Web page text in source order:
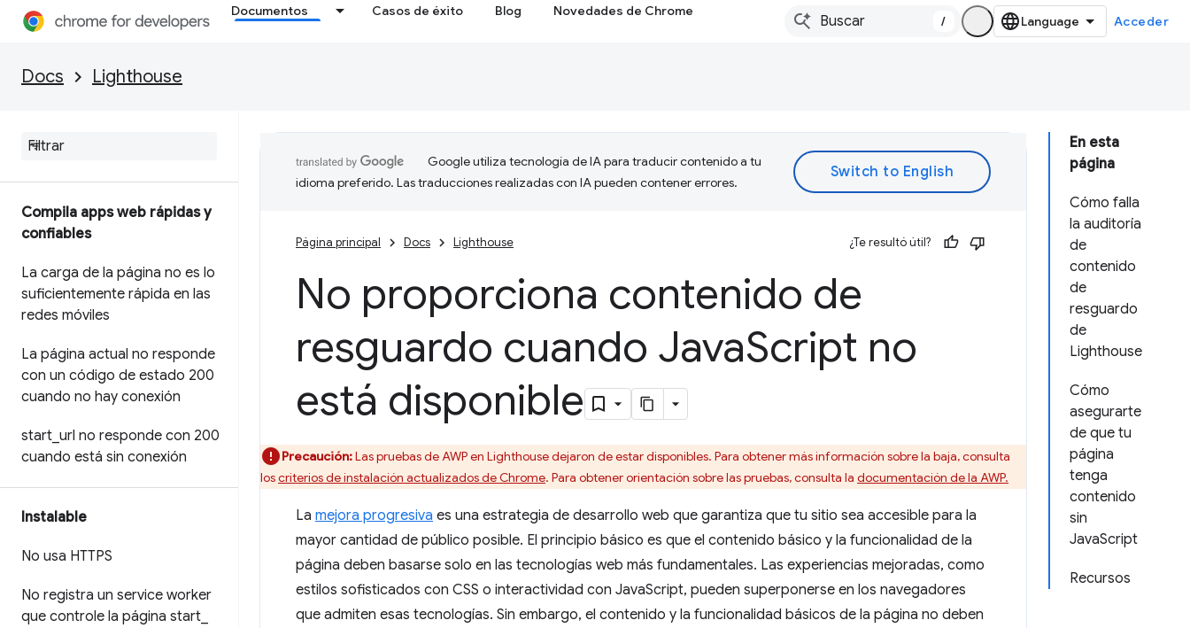
Documentos Casos de éxito Blog Novedades de Chrome
/ Acceder
Docs Lighthouse
Compila apps web rápidas y
confiables
La carga de la página no es lo
suficientemente rápida en las
redes móviles
La página actual no responde
con un código de estado 200
cuando no hay conexión
start url no responde con 200
cuando está sin conexión
Instalable
No usa HTTPS
No registra un service worker
que controle la página start
En esta
página
Cómo falla
la auditoría
de
contenido
de
resguardo
de
Lighthouse
Cómo
asegurarte
de que tu
página
tenga
contenido
sin
JavaScript
Recursos
Google utiliza tecnología de IA para traducir contenido a tu
idioma preferido. Las traducciones realizadas con IA pueden contener errores.
Página principal Docs Lighthouse ¿Te resultó útil?
No proporciona contenido de
resguardo cuando JavaScript no
está disponible
Precaución:Las pruebas de AWP en Lighthouse dejaron de estar disponibles. Para obtener más información sobre la baja, consulta
loscriterios de instalación actualizados de Chrome. Para obtener orientación sobre las pruebas, consulta la documentación de la AWP.
La mejora progresiva es una estrategia de desarrollo web que garantiza que tu sitio sea accesible para la
mayor cantidad de público posible. El principio básico es que el contenido básico y la funcionalidad de la
página deben basarse solo en las tecnologías web más fundamentales. Las experiencias mejoradas, como
estilos sofisticados con CSS o interactividad con JavaScript, pueden superponerse en los navegadores
que admiten esas tecnologías. Sin embargo, el contenido y la funcionalidad básicos de la página no deben